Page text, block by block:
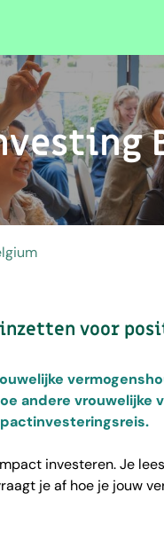
voor
andere vrouwelijke
investeren. Je
je af hoe je jouw